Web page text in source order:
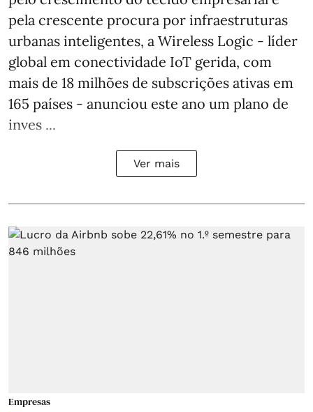
pela crescente procura por infraestruturas
urbanas inteligentes, a Wireless Logic - líder
global em conectividade IoT gerida, com
mais de 18 milhões de subscrições ativas em
165 países - anunciou este ano um plano de
inves ...
Ver mais
Empresas